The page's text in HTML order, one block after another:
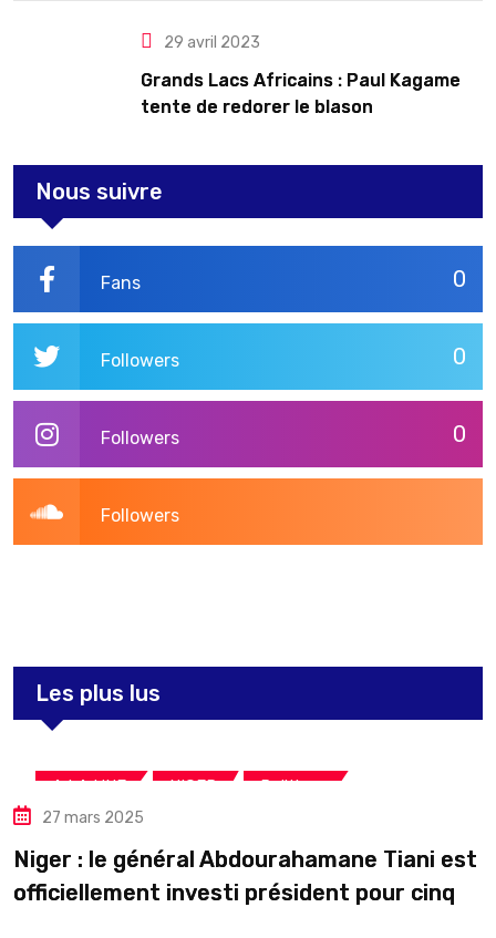
29 avril 2023
Grands Lacs Africains : Paul Kagame
tente de redorer le blason
Nous suivre
0
Fans
0
Followers
0
Followers
Followers
Les plus lus
A LA UNE NIGER Politique
27 mars 2025
Niger : le général Abdourahamane Tiani est
officiellement investi président pour cinq